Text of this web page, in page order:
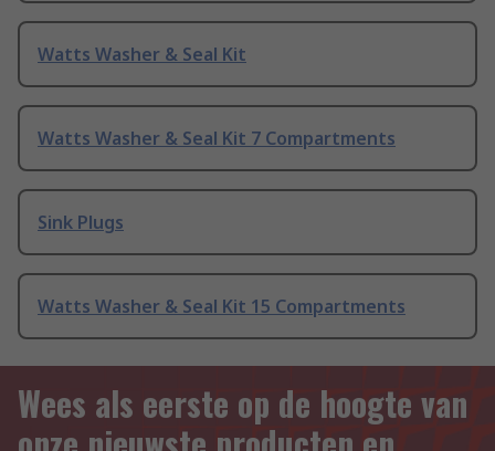
Watts Washer & Seal Kit
Watts Washer & Seal Kit 7 Compartments
Sink Plugs
Watts Washer & Seal Kit 15 Compartments
Wees als eerste op de hoogte van